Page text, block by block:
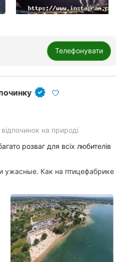
Телефонувати
відпочинок на природі
розваг для всіх любителів
ужасные. Как на птицефабрике